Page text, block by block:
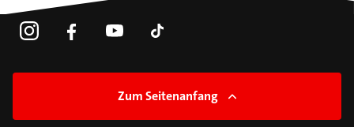
Zum Seitenanfang